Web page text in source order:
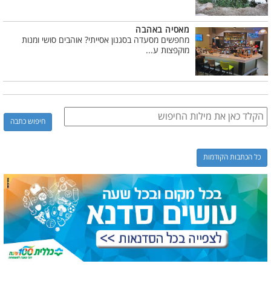
מאסיה באהבה
מחפשים מסעדה בסגנון אסייתי? אוהבים סושי ומנות
מוקפצות ע...
כל הכתבות הקודמות